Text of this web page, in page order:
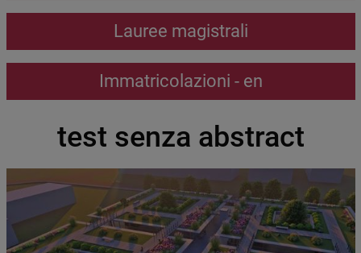
Lauree magistrali
Immatricolazioni - en
Immagine
Image
test senza abstract